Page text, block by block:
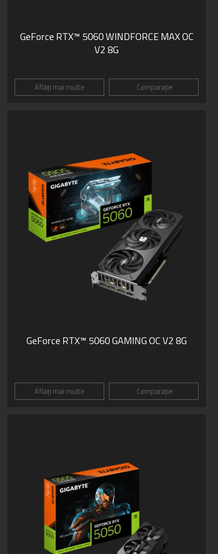
GeForce RTX™ 5060 WINDFORCE MAX OC
V2 8G
Aflați mai multe Comparație
GeForce RTX™ 5060 GAMING OC V2 8G
Aflați mai multe Comparație